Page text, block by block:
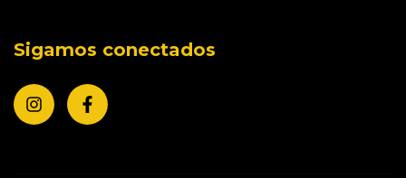
Sigamos conectados